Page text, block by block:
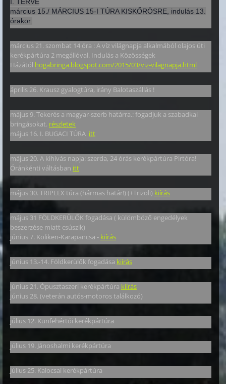
március 15./ MÁRCIUS 15-I TÚRA KISKŐRÖSRE, indulás 13.
órakor.
március 21. szombat 14 óra : A víz világnapja alkalmából olajos úti
kerékpártúra 2 megállóval. Indulás a Közösségek
Házától hogabringa.blogspot.com/2015/03/viz-vilagnapja.html
április 26. Krausz gyalogtúra, irány Balotaszállás !
május 9. Tekerés a magyar-szerb határra.: fogadjuk a szabadkai
bringásokat. részletek
május 16. I. BUGACI TÚRA itt
május 20. A kihívás napja: szerda, 24 órás kerékpártúra Pirtóra!
Óránkénti váltásban itt
május 30. TRIPLEX túra (hármas határ!) (+Trizoli) kiírás
május 31 FÖLDKERÜLŐK fogadása ( külömböző engedélyek
beszerzése miatt csúszik)
június 7. Koliken-Karapancsa - kiírás
június 13.-14. Földkerülők fogadása kiírás
június 21. Ópusztaszeri kerékpártúra kiírás
június 28. (veterán autós-motoros találkozó)
július 12. Kunfehértói kerékpártúra
július 19. Jánoshalmi kerékpártúra
Július 25. Kalocsai kerékpártúra